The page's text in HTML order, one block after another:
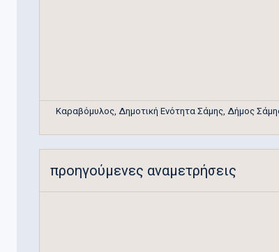
Καραβόμυλος, Δημοτική Ενότητα Σάμης, Δήμος
προηγούμενες αναμετρήσεις